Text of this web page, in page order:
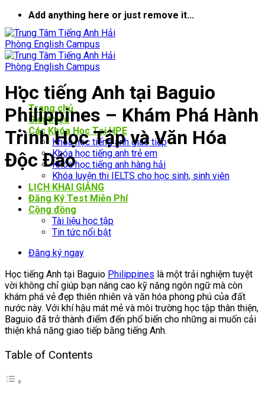
qua
nội
dung
Add anything here or just remove it...
Trang chủ
Giới thiệu
Các Khóa Học Tại HPE
Khóa học tiếng anh giao tiếp
Khóa học tiếng anh trẻ em
Khóa học tiếng anh hàng hải
Khóa luyện thi IELTS cho học sinh, sinh viên
LỊCH KHAI GIẢNG
Đăng Ký Test Miễn Phí
Cộng đồng
Tài liệu học tập
Tin tức nổi bật
Đăng ký ngay
Học tiếng Anh tại Baguio
Philippines – Khám Phá Hành
Trình Học Tập và Văn Hóa
Độc Đáo
Học tiếng Anh tại Baguio Philippines là một trải nghiệm tuyệt
vời không chỉ giúp bạn nâng cao kỹ năng ngôn ngữ mà còn
khám phá vẻ đẹp thiên nhiên và văn hóa phong phú của đất
nước này. Với khí hậu mát mẻ và môi trường học tập thân thiện,
Baguio đã trở thành điểm đến phổ biến cho những ai muốn cải
thiện khả năng giao tiếp bằng tiếng Anh.
Table of Contents